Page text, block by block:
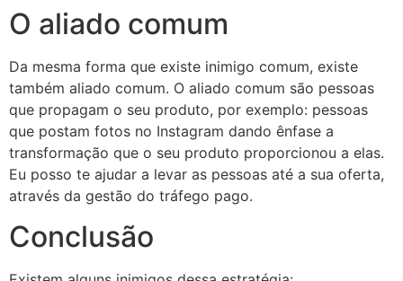
O aliado comum
Da mesma forma que existe inimigo comum, existe
também aliado comum. O aliado comum são pessoas
que propagam o seu produto, por exemplo: pessoas
que postam fotos no Instagram dando ênfase a
transformação que o seu produto proporcionou a elas.
Eu posso te ajudar a levar as pessoas até a sua oferta,
através da gestão do tráfego pago.
Conclusão